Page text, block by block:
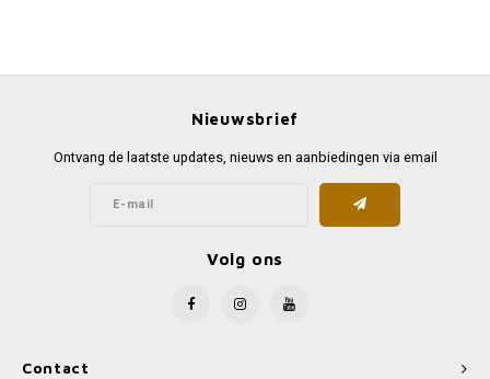
Contact
Nieuwsbrief
Ontvang de laatste updates, nieuws en aanbiedingen via email
Volg ons